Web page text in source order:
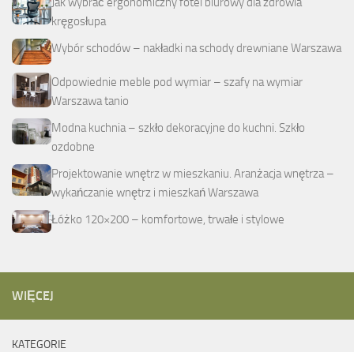
kręgosłupa
Wybór schodów – nakładki na schody drewniane Warszawa
Odpowiednie meble pod wymiar – szafy na wymiar
Warszawa tanio
Modna kuchnia – szkło dekoracyjne do kuchni. Szkło
ozdobne
Projektowanie wnętrz w mieszkaniu. Aranżacja wnętrza –
wykańczanie wnętrz i mieszkań Warszawa
Łóżko 120×200 – komfortowe, trwałe i stylowe
WIĘCEJ
KATEGORIE